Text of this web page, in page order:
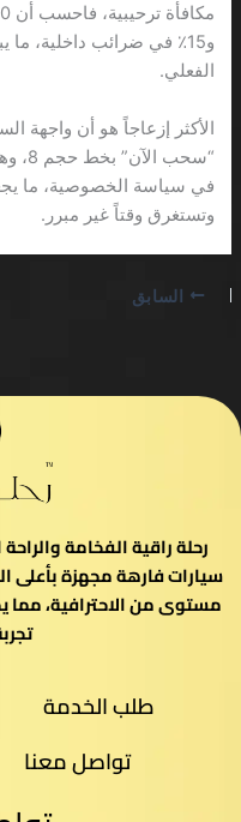
الفعلي.
الأكثر إزعاجاً هو أن واجهة
في سياسة الخصوصية، ما
وتستغرق وقتاً غير مبرر.
السابق
رحلة راقية الفخامة
سيارات فارهة مجهزة بأعلى
مستوى من الاحترافية، مما
طلب الخدمة
تواصل معنا